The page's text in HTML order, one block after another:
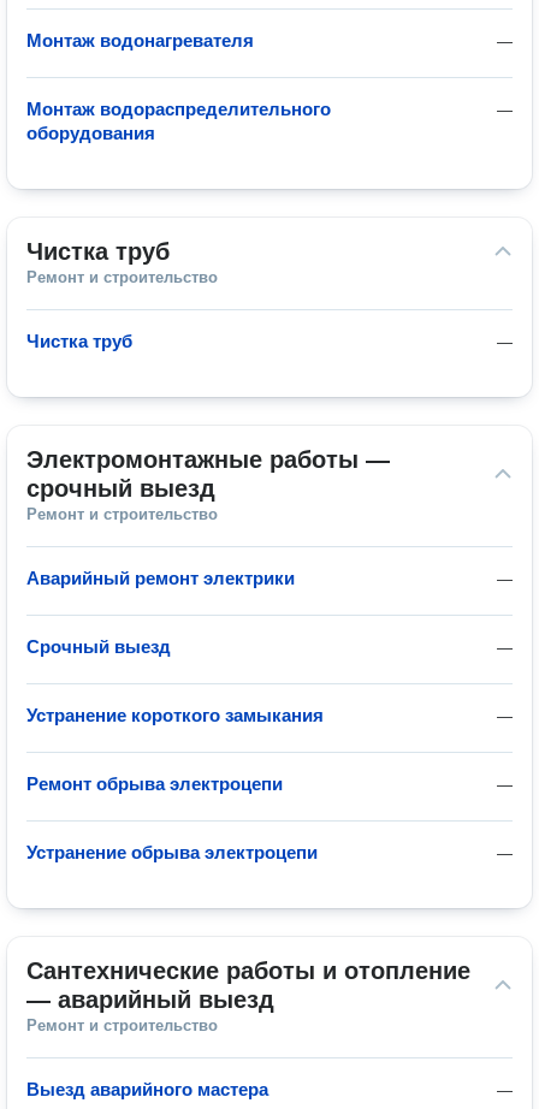
—
Монтаж водонагревателя
—
Монтаж водораспределительного
оборудования
Чистка труб
Ремонт и строительство
—
Чистка труб
Электромонтажные работы —
срочный выезд
Ремонт и строительство
—
Аварийный ремонт электрики
—
Срочный выезд
—
Устранение короткого замыкания
—
Ремонт обрыва электроцепи
—
Устранение обрыва электроцепи
Сантехнические работы и отопление
— аварийный выезд
Ремонт и строительство
—
Выезд аварийного мастера